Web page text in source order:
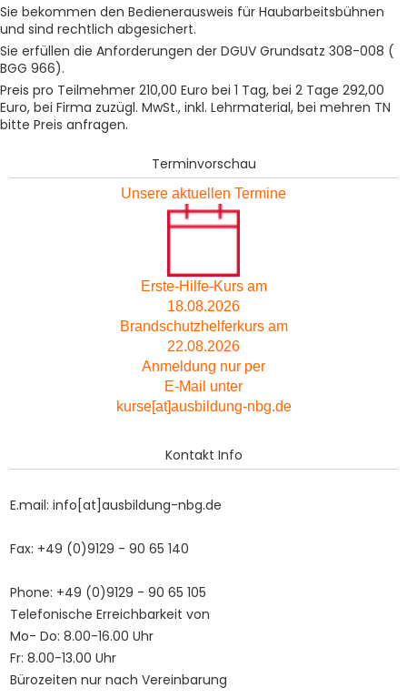
Sie bekommen den Bedienerausweis für Haubarbeitsbühnen
und sind rechtlich abgesichert.
Sie erfüllen die Anforderungen der DGUV Grundsatz 308-008 (
BGG 966).
Preis pro Teilmehmer 210,00 Euro bei 1 Tag, bei 2 Tage 292,00
Euro, bei Firma zuzügl. MwSt., inkl. Lehrmaterial, bei mehren TN
bitte Preis anfragen.
Terminvorschau
Unsere aktuellen Termine
Erste-Hilfe-Kurs am
18.08.2026
Brandschutzhelferkurs am
22.08.2026
Anmeldung nur per
E-Mail unter
kurse[at]ausbildung-nbg.de
Kontakt Info
E.mail: info[at]ausbildung-nbg.de
Fax: +49 (0)9129 - 90 65 140
Phone: +49 (0)9129 - 90 65 105
Telefonische Erreichbarkeit von
Mo- Do: 8.00-16.00 Uhr
Fr: 8.00-13.00 Uhr
Bürozeiten nur nach Vereinbarung